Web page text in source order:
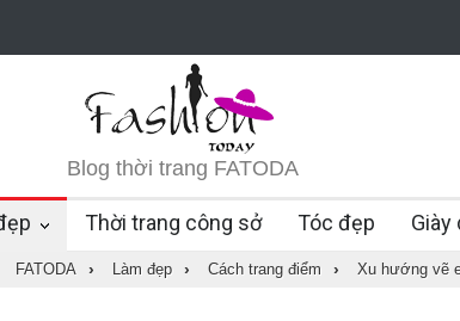
Blog thời trang FATODA
Thời trang công sở Tóc đẹp Giày
FATODA › Làm đẹp › Cách trang điểm › Xu hướng vẽ